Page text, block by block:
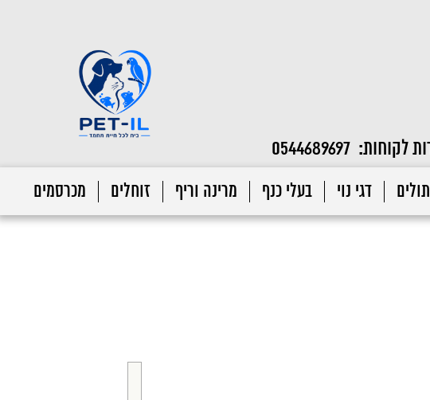
לקוחות: 0544689697
דגי נוי בעלי כנף מרינה וריף זוחלים מכרסמים